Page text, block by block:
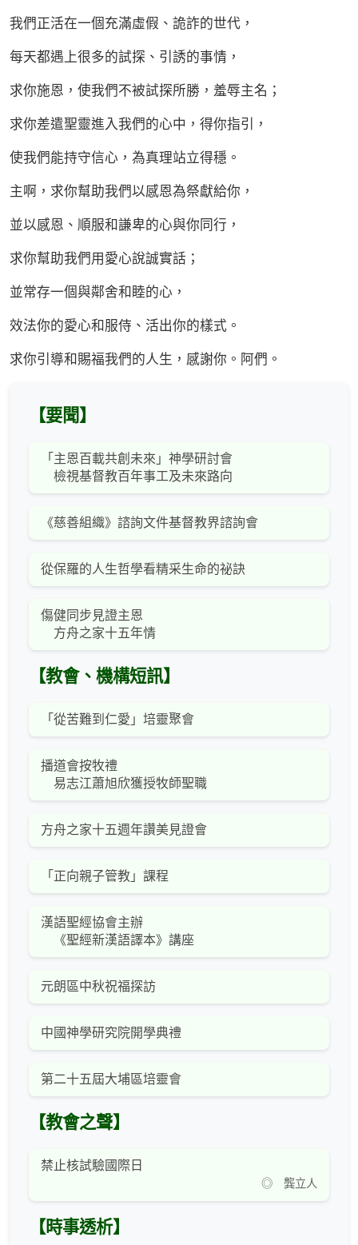
我們正活在一個充滿虛假、詭詐的世代，
每天都遇上很多的試探、引誘的事情，
求你施恩，使我們不被試探所勝，羞辱主名；
求你差遣聖靈進入我們的心中，得你指引，
使我們能持守信心，為真理站立得穩。
主啊，求你幫助我們以感恩為祭獻給你，
並以感恩、順服和謙卑的心與你同行，
求你幫助我們用愛心說誠實話；
並常存一個與鄰舍和睦的心，
效法你的愛心和服侍、活出你的樣式。
求你引導和賜福我們的人生，感謝你。阿們。
【要聞】
「主恩百載共創未來」神學研討會
檢視基督教百年事工及未來路向
《慈善組織》諮詢文件基督教界諮詢會
從保羅的人生哲學看精采生命的祕訣
傷健同步見證主恩
方舟之家十五年情
【教會、機構短訊】
「從苦難到仁愛」培靈聚會
播道會按牧禮
易志江蕭旭欣獲授牧師聖職
方舟之家十五週年讚美見證會
「正向親子管教」課程
漢語聖經協會主辦
《聖經新漢語譯本》講座
元朗區中秋祝福探訪
中國神學研究院開學典禮
第二十五屆大埔區培靈會
【教會之聲】
禁止核試驗國際日
◎ 龔立人
【時事透析】